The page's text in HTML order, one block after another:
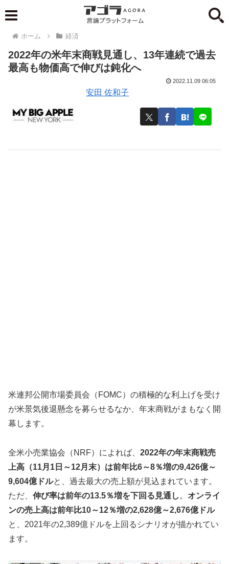
ホーム 経済
2022年の米年末商戦見通し、13年連続で過去
最高も物価高で伸びは鈍化へ
安田 佐和子
2022.11.09 06:05
米連邦公開市場委員会（FOMC）の積極的な利上げを受け
が米景気後退懸念を募らせるなか、年末商戦がまもなく開
幕します。
全米小売業協会（NRF）によれば、 2022年の年末商戦売
上高（11月1日～12月末）は前年比6～8％増の9,426億～
9,604億ドルと、過去最大の売上額が見込まれています。
ただ、 伸び率は前年の13.5％増を下回る見通し 。 オンライ
ンの売上高は前年比10～12％増の2,628億～2,676億ドル
と、2021年の2,389億ドルを上回るシナリオが描かれてい
ます。